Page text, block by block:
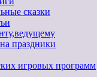
сказки
праздники
игровых программ